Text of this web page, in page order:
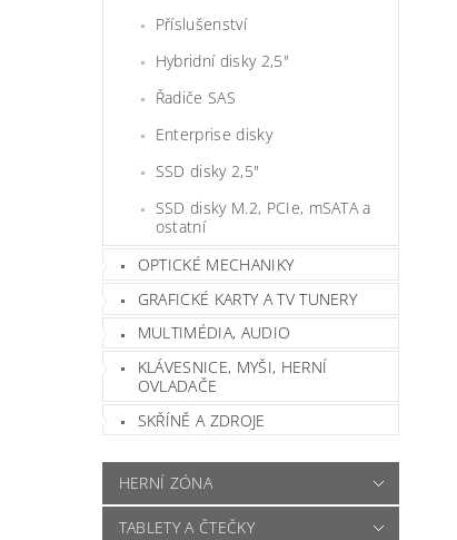
Příslušenství
Hybridní disky 2,5"
Řadiče SAS
Enterprise disky
SSD disky 2,5"
SSD disky M.2, PCIe, mSATA a
ostatní
OPTICKÉ MECHANIKY
GRAFICKÉ KARTY A TV TUNERY
MULTIMÉDIA, AUDIO
KLÁVESNICE, MYŠI, HERNÍ
OVLADAČE
SKŘÍNĚ A ZDROJE
HERNÍ ZÓNA
TABLETY A ČTEČKY